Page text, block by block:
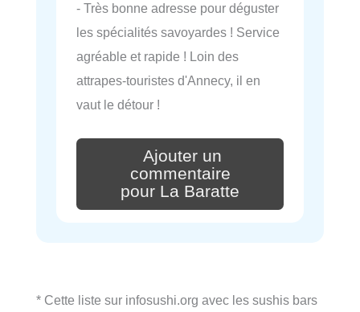
- Très bonne adresse pour déguster
les spécialités savoyardes ! Service
agréable et rapide ! Loin des
attrapes-touristes d'Annecy, il en
vaut le détour !
Ajouter un
commentaire
pour La Baratte
* Cette liste sur infosushi.org avec les sushis bars